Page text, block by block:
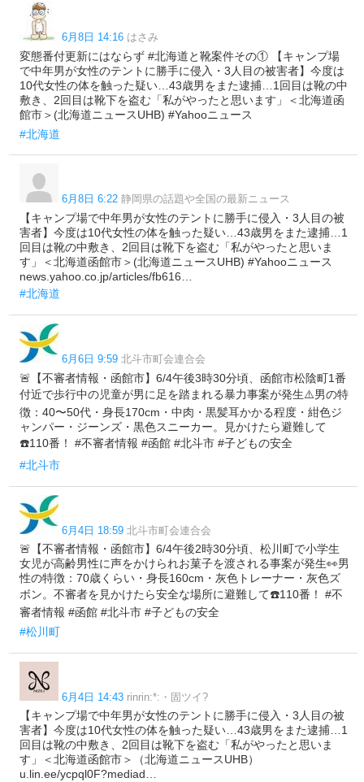
6月8日 14:16 はさみ
変態番付更新にはならず #北海道と靴案件その① 【キャンプ場
で中年男が女性のテントに勝手に侵入・3人目の被害者】今度は
10代女性の体を触った疑い…43歳男をまた逮捕…1回目は靴の中
敷き、2回目は靴下を盗む「私がやったと思います」＜北海道函
館市＞(北海道ニュースUHB) #Yahooニュース
#北海道
6月8日 6:22 静岡県の話題や全国の最新ニュース
【キャンプ場で中年男が女性のテントに勝手に侵入・3人目の被
害者】今度は10代女性の体を触った疑い…43歳男をまた逮捕…1
回目は靴の中敷き、2回目は靴下を盗む「私がやったと思いま
す」＜北海道函館市＞(北海道ニュースUHB) #Yahooニュース
news.yahoo.co.jp/articles/fb616…
#北海道
6月6日 9:59 北斗市町会連合会
🚨【不審者情報・函館市】6/4午後3時30分頃、函館市松陰町1番
付近で歩行中の児童が男に足を踏まれる暴力事案が発生⚠️男の特
徴：40〜50代・身長170cm・中肉・黒髪耳かかる程度・紺色ジ
ャンパー・ジーンズ・黒色スニーカー。見かけたら避難して
☎️110番！ #不審者情報 #函館 #北斗市 #子どもの安全
#北斗市
6月4日 18:59 北斗市町会連合会
🚨【不審者情報・函館市】6/4午後2時30分頃、松川町で小学生
女児が高齢男性に声をかけられお菓子を渡される事案が発生👀男
性の特徴：70歳くらい・身長160cm・灰色トレーナー・灰色ズ
ボン。不審者を見かけたら安全な場所に避難して☎️110番！ #不
審者情報 #函館 #北斗市 #子どもの安全
#松川町
6月4日 14:43 rinrin:*:・固ツイ?
【キャンプ場で中年男が女性のテントに勝手に侵入・3人目の被
害者】今度は10代女性の体を触った疑い…43歳男をまた逮捕…1
回目は靴の中敷き、2回目は靴下を盗む「私がやったと思いま
す」＜北海道函館市＞（北海道ニュースUHB）
u.lin.ee/ycpql0F?mediad…